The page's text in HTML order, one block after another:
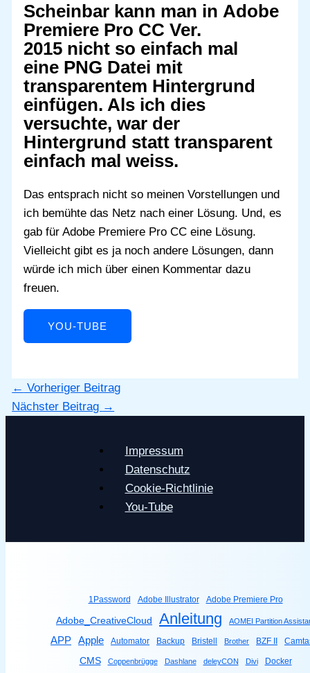
Scheinbar kann man in Adobe
Premiere Pro CC Ver.
2015 nicht so einfach mal
eine PNG Datei mit
transparentem Hintergrund
einfügen. Als ich dies
versuchte, war der
Hintergrund statt transparent
einfach mal weiss.
Das entsprach nicht so meinen Vorstellungen und
ich bemühte das Netz nach einer Lösung. Und, es
gab für Adobe Premiere Pro CC eine Lösung.
Vielleicht gibt es ja noch andere Lösungen, dann
würde ich mich über einen Kommentar dazu
freuen.
YOU-TUBE
← Vorheriger Beitrag
Nächster Beitrag →
Impressum
Datenschutz
Cookie-Richtlinie
You-Tube
1Password Adobe Illustrator Adobe Premiere Pro
Adobe_CreativeCloud Anleitung AOMEI Partition
APP Apple Automator Backup Bristell Brother BZF II
CMS Coppenbrügge Dashlane deleyCON Divi Docker